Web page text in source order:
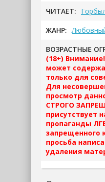
ЧИТАЕТ:
ЖАНР:
ВОЗРАСТНЫЕ
(18+)
может
только для
Для
просмотр
СТРОГО
присутствует
пропаганды
запрещенного
просьба
удаления